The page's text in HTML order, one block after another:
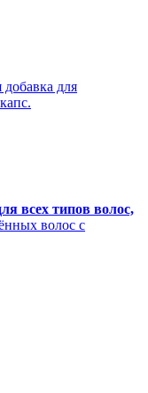
для
всех типов волос,
волос с